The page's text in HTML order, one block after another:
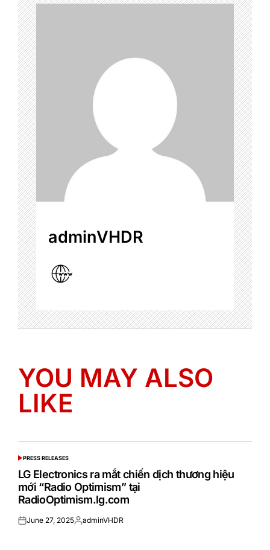
adminVHDR
YOU MAY ALSO
LIKE
POSTED
IN
PRESS RELEASES
LG Electronics ra mắt chiến dịch thương hiệu
mới “Radio Optimism” tại
RadioOptimism.lg.com
Posted
June 27, 2025Posted
adminVHDR